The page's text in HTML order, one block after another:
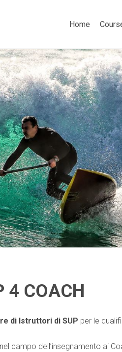
Home
4 COACH
di Istruttori di SUP per le
campo dell’insegnamento ai